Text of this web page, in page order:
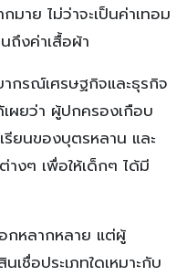
มาย ไม่ว่าจะเป็นค่าเทอม
ถึงค่าเสื้อผ้า
กรณ์เศรษฐกิจและธุรกิจ
ผยว่า ผู้ปกครองเกือบ
รียนของบุตรหลาน และ
งๆ เพื่อให้เด็กๆ ได้มี
กหลากหลาย แต่ผู้
ชื่อประเภทใดเหมาะกับ